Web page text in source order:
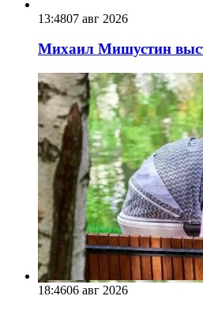
13:4807 авг 2026
Михаил Мишустин
18:4606 авг 2026